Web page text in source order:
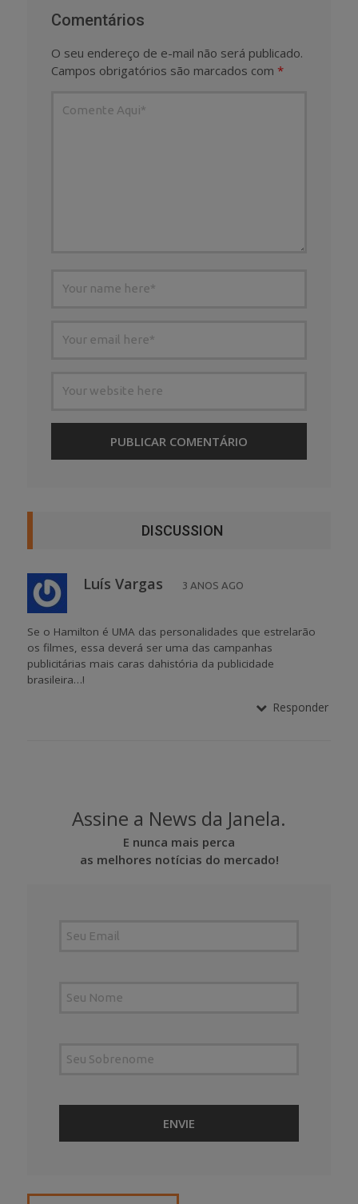
Comentários
O seu endereço de e-mail não será publicado.
Campos obrigatórios são marcados com *
DISCUSSION
Luís Vargas 3 ANOS AGO
Se o Hamilton é UMA das personalidades que estrelarão
os filmes, essa deverá ser uma das campanhas
publicitárias mais caras dahistória da publicidade
brasileira…!
Responder
Assine a News da Janela.
E nunca mais perca
as melhores notícias do mercado!